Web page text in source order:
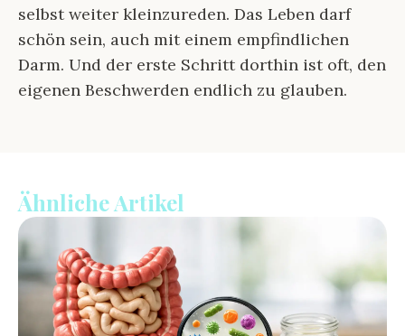
selbst weiter kleinzureden. Das Leben darf
schön sein, auch mit einem empfindlichen
Darm. Und der erste Schritt dorthin ist oft, den
eigenen Beschwerden endlich zu glauben.
Ähnliche Artikel